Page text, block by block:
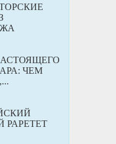
ЧЕМ
РАРЕТЕТ